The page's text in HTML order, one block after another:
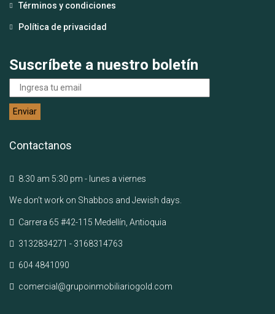
Términos y condiciones
Política de privacidad
Suscríbete a nuestro boletín
Contactanos
8:30 am 5:30 pm - lunes a viernes
We don’t work on Shabbos and Jewish days.
Carrera 65 #42-115 Medellín, Antioquia
3132834271 - 3168314763
604 4841090
comercial@grupoinmobiliariogold.com